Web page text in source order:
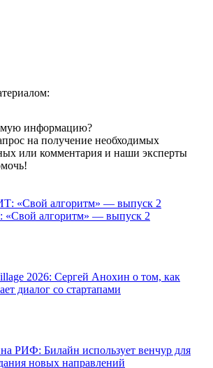
информацию?
на получение необходимых
или комментария и наши эксперты
«Свой алгоритм» — выпуск 2
2026: Сергей Анохин о том, как
диалог со стартапами